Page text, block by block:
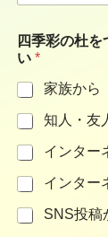
四季彩の杜
い *
家族から
知人・友
インター
インター
SNS投稿